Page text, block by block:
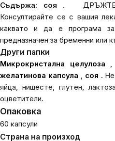
Съдържа: соя .
Консултирайте се с вашия
каквато и да е програма за
предназначен за бременни или
Други папки
Микрокристална целулоза ,
желатинова капсула , соя .
яйца, нишесте, глутен,
оцветители.
Опаковка
60 капсули
Страна на произход